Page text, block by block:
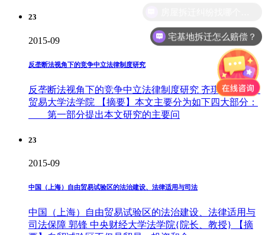
23
2015-09
反垄断法视角下的竞争中立法律制度研究
反垄断法视角下的竞争中立法律制度研究 齐琪 对外经济
贸易大学法学院 【摘要】本文主要分为如下四大部分：
第一部分提出本文研究的主要问
23
2015-09
中国（上海）自由贸易试验区的法治建设、法律适用与司法
中国（上海）自由贸易试验区的法治建设、法律适用与
司法保障 郭锋 中央财经大学法学院{院长、教授} 【摘
宅基地拆迁怎么赔偿？